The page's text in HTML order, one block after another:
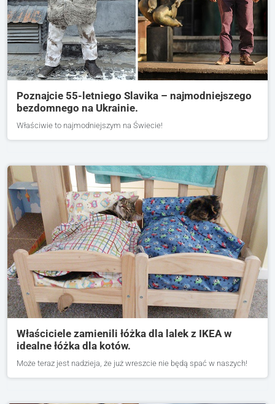
Poznajcie 55-letniego Slavika – najmodniejszego
bezdomnego na Ukrainie.
Właściwie to najmodniejszym na Świecie!
Właściciele zamienili łóżka dla lalek z IKEA w
idealne łóżka dla kotów.
Może teraz jest nadzieja, że już wreszcie nie będą spać w naszych!